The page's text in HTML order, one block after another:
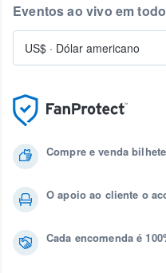
Compre e venda
O apoio ao cliente o
Cada encomenda é
Eventos ao vivo em
US$ · Dólar americano